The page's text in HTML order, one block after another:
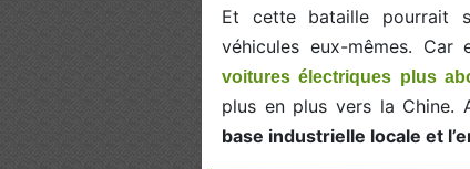
Et cette bataille pourrait
véhicules eux-mêmes. Car
voitures électriques plus
plus en plus vers la
base industrielle locale et